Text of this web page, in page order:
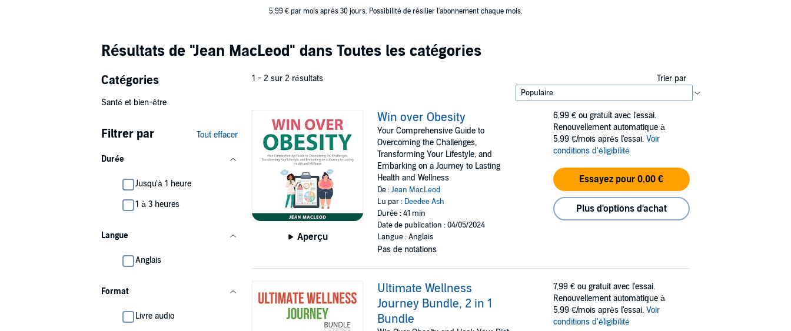
5,99 € par mois après 30 jours. Possibilité de résilier l'abonnement chaque mois.
Résultats de "Jean MacLeod" dans Toutes les catégories
Catégories
Santé et bien-être
Filtrer par Tout effacer
Durée
Jusqu'à 1 heure
1 à 3 heures
Langue
Anglais
Format
Livre audio
1 - 2 sur 2 résultats Trier par
Aperçu
Win over Obesity
Your Comprehensive Guide to
Overcoming the Challenges,
Transforming Your Lifestyle, and
Embarking on a Journey to Lasting
Health and Wellness
De :Jean MacLeod
Lu par : Deedee Ash
Durée : 41 min
Date de publication : 04/05/2024
Langue : Anglais
Pas de notations
6,99 € ou gratuit avec l'essai.
Renouvellement automatique à
5,99 €/mois après l'essai. Voir
conditions d'éligibilité
Essayez pour 0,00 €
Plus d'options d'achat
Ultimate Wellness
Journey Bundle, 2 in 1
Bundle
7,99 € ou gratuit avec l'essai.
Renouvellement automatique à
5,99 €/mois après l'essai. Voir
conditions d'éligibilité